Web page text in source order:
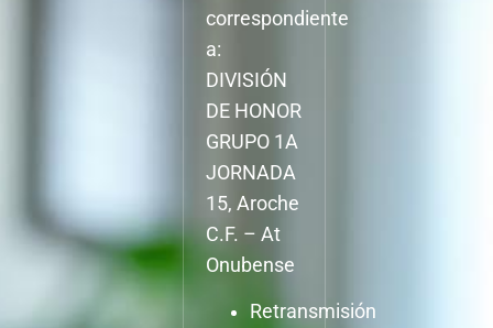
correspondiente
a:
DIVISIÓN
DE HONOR
GRUPO 1A
JORNADA
15, Aroche
C.F. – At
Onubense
Retransmisión